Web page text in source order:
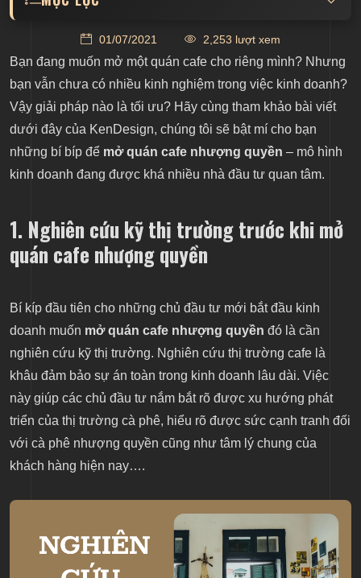
cafe nhượng quyền
2. Lựa chọn thương hiệu phù hợp để mở quán cafe
nhượng quyền
3. Chuẩn bị kỹ càng ngân sách, tài chính trước khi
mở quán cafe nhượng quyền
4. Lựa chọn địa điểm kinh doanh phù hợp để mở
quán cafe nhượng quyền
quán cafe nhượng quyền
6. Lên kế hoạch marketing chi tiết, phù hợp khi mở
quán cafe nhượng quyền
01/07/2021 2,253 lượt xem
Bạn đang muốn mở một quán cafe cho riêng mình? Nhưng
bạn vẫn chưa có nhiều kinh nghiệm trong việc kinh doanh?
Vậy giải pháp nào là tối ưu? Hãy cùng tham khảo bài viết
dưới đây của KenDesign, chúng tôi sẽ bật mí cho bạn
những bí bíp để mở quán cafe nhượng quyền – mô hình
kinh doanh đang được khá nhiều nhà đầu tư quan tâm.
1. Nghiên cứu kỹ thị trường trước khi mở
quán cafe nhượng quyền
Bí kíp đầu tiên cho những chủ đầu tư mới bắt đầu kinh
doanh muốn mở quán cafe nhượng quyền đó là cần
nghiên cứu kỹ thị trường. Nghiên cứu thị trường cafe là
khâu đảm bảo sự án toàn trong kinh doanh lâu dài. Việc
này giúp các chủ đầu tư nắm bắt rõ được xu hướng phát
triển của thị trường cà phê, hiểu rõ được sức cạnh tranh đối
với cà phê nhượng quyền cũng như tâm lý chung của
khách hàng hiện nay….